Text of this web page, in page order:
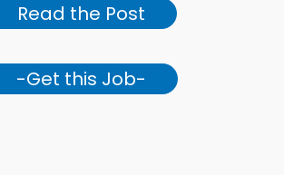
Read the Post
-Get this Job-